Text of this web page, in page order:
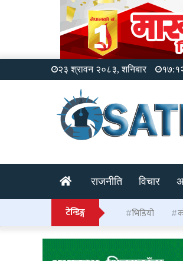
२३ श्रावन २०८३, शनिबार
राजनीति विचार
टेन्डिङ्ग भिडियो